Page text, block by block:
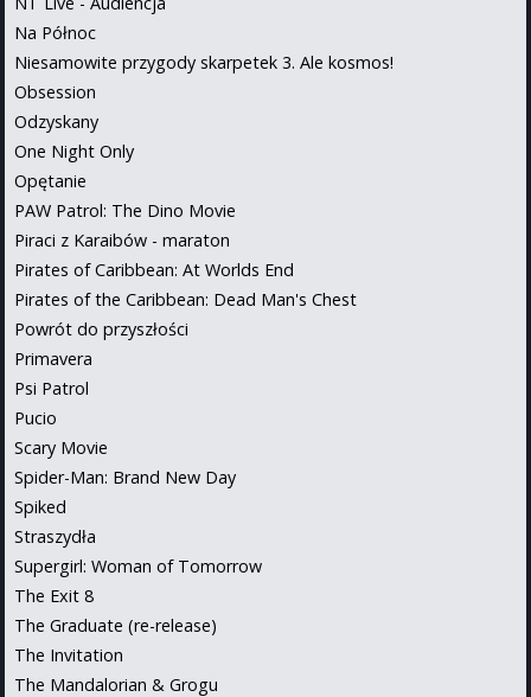
Na Północ
Niesamowite przygody skarpetek 3. Ale kosmos!
Obsession
Odzyskany
One Night Only
Opętanie
PAW Patrol: The Dino Movie
Piraci z Karaibów - maraton
Pirates of Caribbean: At Worlds End
Pirates of the Caribbean: Dead Man's Chest
Powrót do przyszłości
Primavera
Psi Patrol
Pucio
Scary Movie
Spider-Man: Brand New Day
Spiked
Straszydła
Supergirl: Woman of Tomorrow
The Exit 8
The Graduate (re-release)
The Invitation
The Mandalorian & Grogu